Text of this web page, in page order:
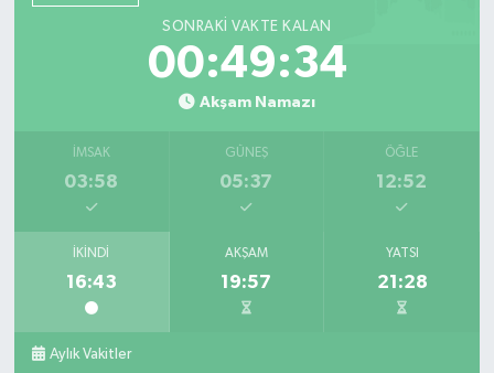
SONRAKI VAKTE KALAN
00:49:34
Akşam Namazı
İMSAK
03:58
GÜNEŞ
05:37
ÖĞLE
12:52
İKINDI
16:43
AKŞAM
19:57
YATSI
21:28
Aylık Vakitler